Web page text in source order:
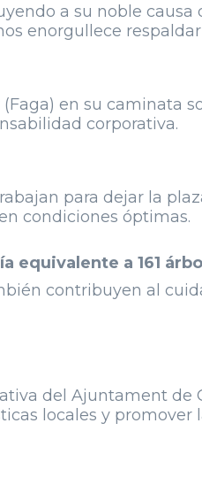
a su noble
enorgullece
en su caminata
corporativa.
para dejar la
condiciones óptimas.
a 161
contribuyen al
del Ajuntament
locales y promover